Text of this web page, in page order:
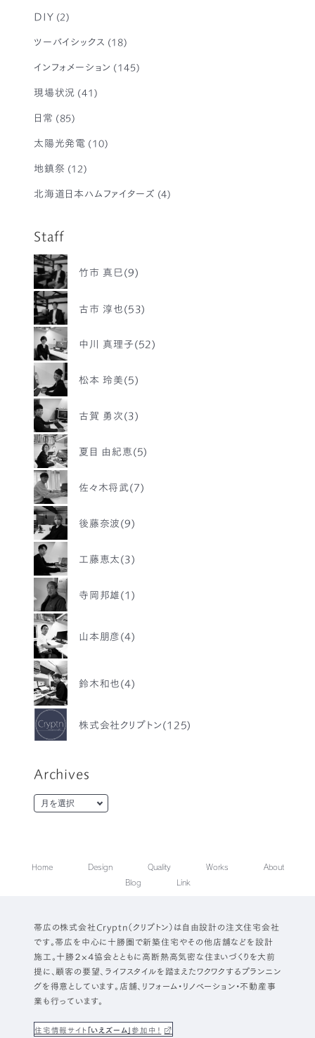
DIY (2)
ツーバイシックス (18)
インフォメーション (145)
現場状況 (41)
日常 (85)
太陽光発電 (10)
地鎮祭 (12)
北海道日本ハムファイターズ (4)
Staff
竹市 真巳(9)
古市 淳也(53)
中川 真理子(52)
松本 玲美(5)
古賀 勇次(3)
夏目 由紀恵(5)
佐々木将武(7)
後藤奈波(9)
工藤恵太(3)
寺岡邦雄(1)
山本朋彦(4)
鈴木和也(4)
株式会社クリプトン(125)
Archives
Home Design Quality Works
About
Blog
Link
帯広の株式会社Cryptn（クリプトン）は自由設計の注文住宅会社
です。帯広を中心に十勝圏で新築住宅やその他店舗などを設計
施工。十勝２×４協会とともに高断熱高気密な住まいづくりを大前
提に、顧客の要望、ライフスタイルを踏まえたワクワクするプランニン
グを得意としています。店舗、リフォーム・リノベーション・不動産事
業も行っています。
住宅情報サイト「いえズーム」参加中！